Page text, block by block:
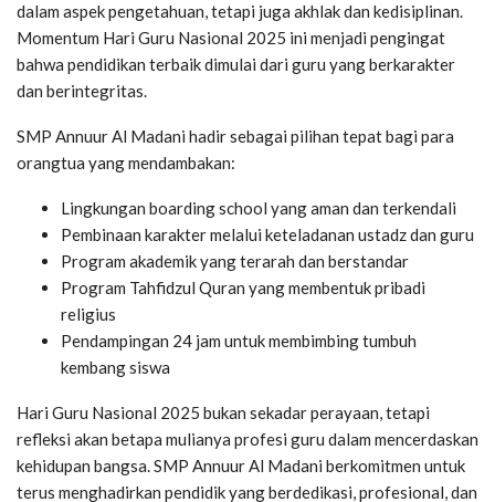
dalam aspek pengetahuan, tetapi juga akhlak dan kedisiplinan.
Momentum Hari Guru Nasional 2025 ini menjadi pengingat
bahwa pendidikan terbaik dimulai dari guru yang berkarakter
dan berintegritas.
SMP Annuur Al Madani hadir sebagai pilihan tepat bagi para
orangtua yang mendambakan:
Lingkungan boarding school yang aman dan terkendali
Pembinaan karakter melalui keteladanan ustadz dan guru
Program akademik yang terarah dan berstandar
Program Tahfidzul Quran yang membentuk pribadi
religius
Pendampingan 24 jam untuk membimbing tumbuh
kembang siswa
Hari Guru Nasional 2025 bukan sekadar perayaan, tetapi
refleksi akan betapa mulianya profesi guru dalam mencerdaskan
kehidupan bangsa. SMP Annuur Al Madani berkomitmen untuk
terus menghadirkan pendidik yang berdedikasi, profesional, dan